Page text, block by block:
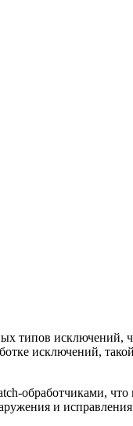
типов исключений,
исключений,
обработчиками,
и